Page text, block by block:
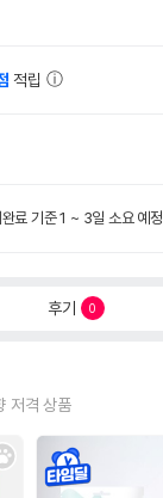
적립
료 기준 1 ~ 3일 소요 예정
후기 0
저격 상품